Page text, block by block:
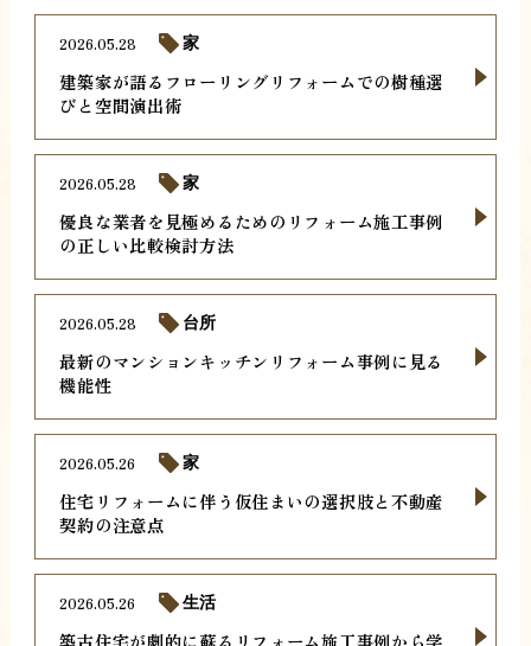
建築家が語るフローリングリフォームでの樹種選
びと空間演出術
2026.05.28 家
優良な業者を見極めるためのリフォーム施工事例
の正しい比較検討方法
2026.05.28 家
最新のマンションキッチンリフォーム事例に見る
機能性
2026.05.28 台所
住宅リフォームに伴う仮住まいの選択肢と不動産
契約の注意点
2026.05.26 家
築古住宅が劇的に蘇るリフォーム施工事例から学
2026.05.26 生活